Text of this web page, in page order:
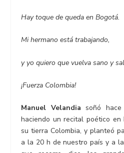
Hay toque de queda en Bogotá.
Mi hermano está trabajando,
y yo quiero que vuelva sano y
¡Fuerza Colombia!
Manuel Velandia soñó
haciendo un recital poético en
su tierra Colombia, y planteó
a la 20 h de nuestro país y a